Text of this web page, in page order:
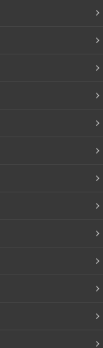
乳液をしっかり
毛穴が開く効果
水や乳液を染み
しっかりとスキ